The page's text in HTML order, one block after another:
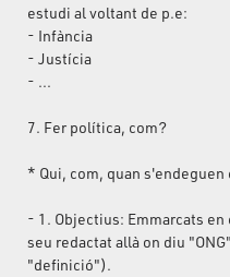
estudi al voltant de p.e:
- Infància
- Justícia
- ...
7. Fer política, com?
* Qui, com, quan
- 1. Objectius: Emmarcats
seu redactat allà on diu
"definició").